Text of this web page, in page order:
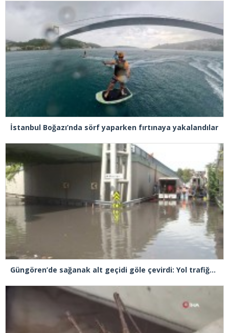
İstanbul Boğazı’nda sörf yaparken fırtınaya yakalandılar
Güngören’de sağanak alt geçidi göle çevirdi: Yol trafiğe kapatıldı